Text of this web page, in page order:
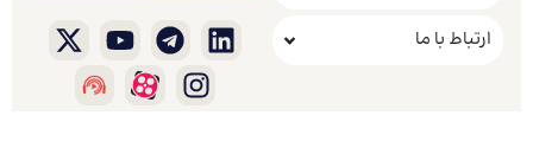
ارتباط با ما